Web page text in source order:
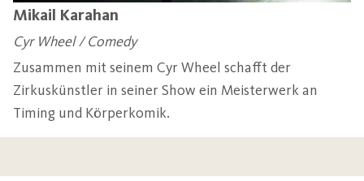
Mikail Karahan
Cyr Wheel / Comedy
Zusammen mit seinem Cyr Wheel schafft der
Zirkuskünstler in seiner Show ein Meisterwerk an
Timing und Körperkomik.